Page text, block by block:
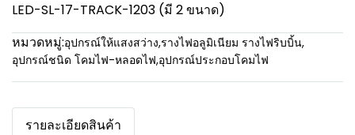
LED-SL-17-TRACK-1203 (มี 2 ขนาด)
หมวดหมู่:อุปกรณ์ให้แสงสว่าง,รางไฟอลูมิเนียม รางไฟริบบิ้น,
อุปกรณ์ชนิด โคมไฟ-หลอดไฟ,อุปกรณ์ประกอบโคมไฟ
รายละเอียดสินค้า